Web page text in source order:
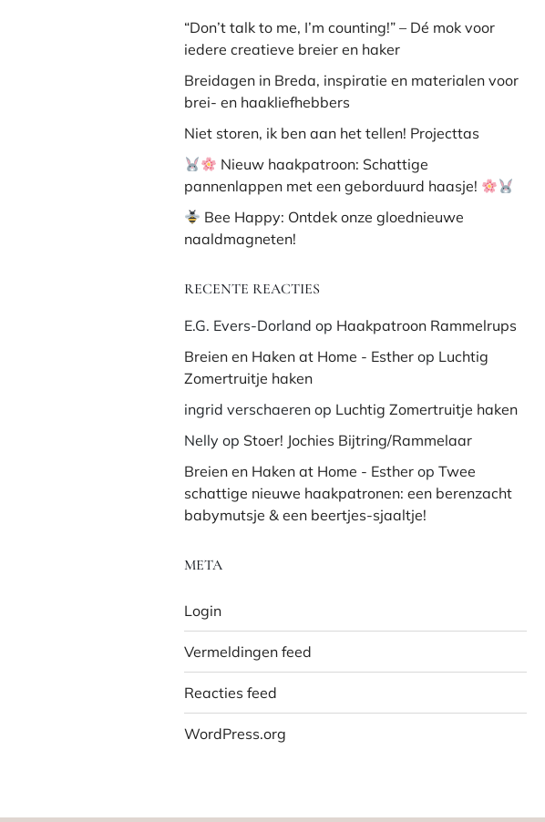
“Don’t talk to me, I’m counting!” – Dé mok voor
iedere creatieve breier en haker
Breidagen in Breda, inspiratie en materialen voor
brei- en haakliefhebbers
Niet storen, ik ben aan het tellen! Projecttas
Nieuw haakpatroon: Schattige
pannenlappen met een geborduurd haasje!
Bee Happy: Ontdek onze gloednieuwe
naaldmagneten!
RECENTE REACTIES
E.G. Evers-Dorland op Haakpatroon Rammelrups
Breien en Haken at Home - Esther op Luchtig
Zomertruitje haken
ingrid verschaeren op Luchtig Zomertruitje haken
Nelly op Stoer! Jochies Bijtring/Rammelaar
Breien en Haken at Home - Esther op Twee
schattige nieuwe haakpatronen: een berenzacht
babymutsje & een beertjes-sjaaltje!
META
Login
Vermeldingen feed
Reacties feed
WordPress.org